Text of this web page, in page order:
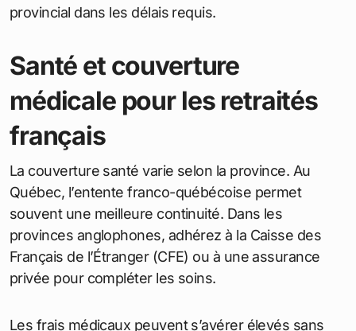
provincial dans les délais requis.
Santé et couverture
médicale pour les retraités
français
La couverture santé varie selon la province. Au
Québec, l’entente franco-québécoise permet
souvent une meilleure continuité. Dans les
provinces anglophones, adhérez à la Caisse des
Français de l’Étranger (CFE) ou à une assurance
privée pour compléter les soins.
Les frais médicaux peuvent s’avérer élevés sans